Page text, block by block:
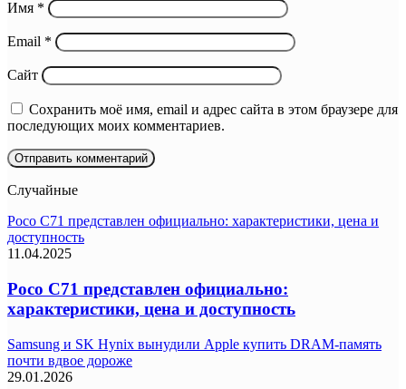
Имя *
Email *
Сайт
Сохранить моё имя, email и адрес сайта в этом браузере для
последующих моих комментариев.
Случайные
Poco C71 представлен официально: характеристики, цена и
доступность
11.04.2025
Poco C71 представлен официально:
характеристики, цена и доступность
Samsung и SK Hynix вынудили Apple купить DRAM-память
почти вдвое дороже
29.01.2026